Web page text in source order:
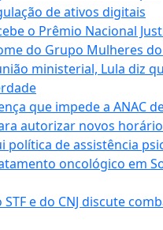
de ativos digitais
o Prêmio Nacional
do Grupo Mulheres
ministerial, Lula diz
que impede a ANAC
autorizar novos
política de assistência
oncológico em
e do CNJ discute